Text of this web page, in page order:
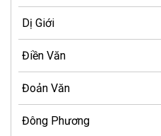
Dị Giới
Điền Văn
Đoản Văn
Đông Phương